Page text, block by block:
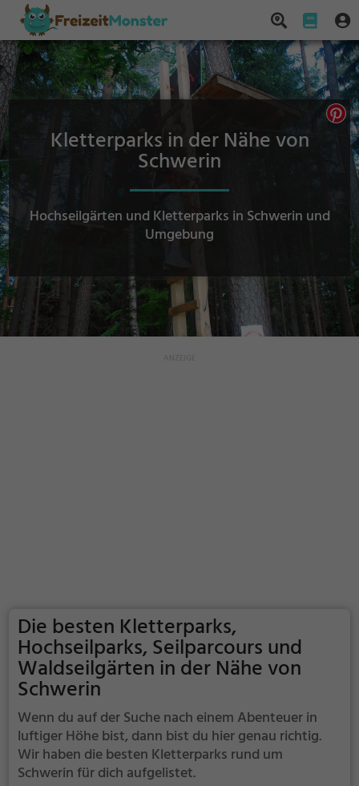
Kletterparks in der Nähe von
Schwerin
Hochseilgärten und Kletterparks in Schwerin und
Umgebung
Die besten Kletterparks,
Hochseilparks, Seilparcours und
Waldseilgärten in der Nähe von
Schwerin
Wenn du auf der Suche nach einem Abenteuer in
luftiger Höhe bist, dann bist du hier genau richtig.
Wir haben die besten Kletterparks rund um
Schwerin für dich aufgelistet.